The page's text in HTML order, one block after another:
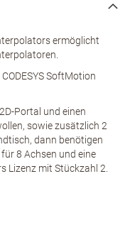
ermöglicht
SoftMotion
Portal und einen
sowie zusätzlich 2
dann benötigen
für 8 Achsen und eine
Lizenz mit Stückzahl 2.